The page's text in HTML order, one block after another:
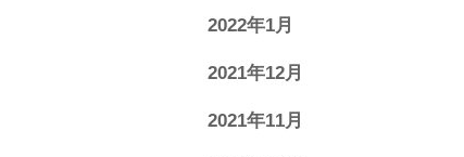
2022年1月
2021年12月
2021年11月